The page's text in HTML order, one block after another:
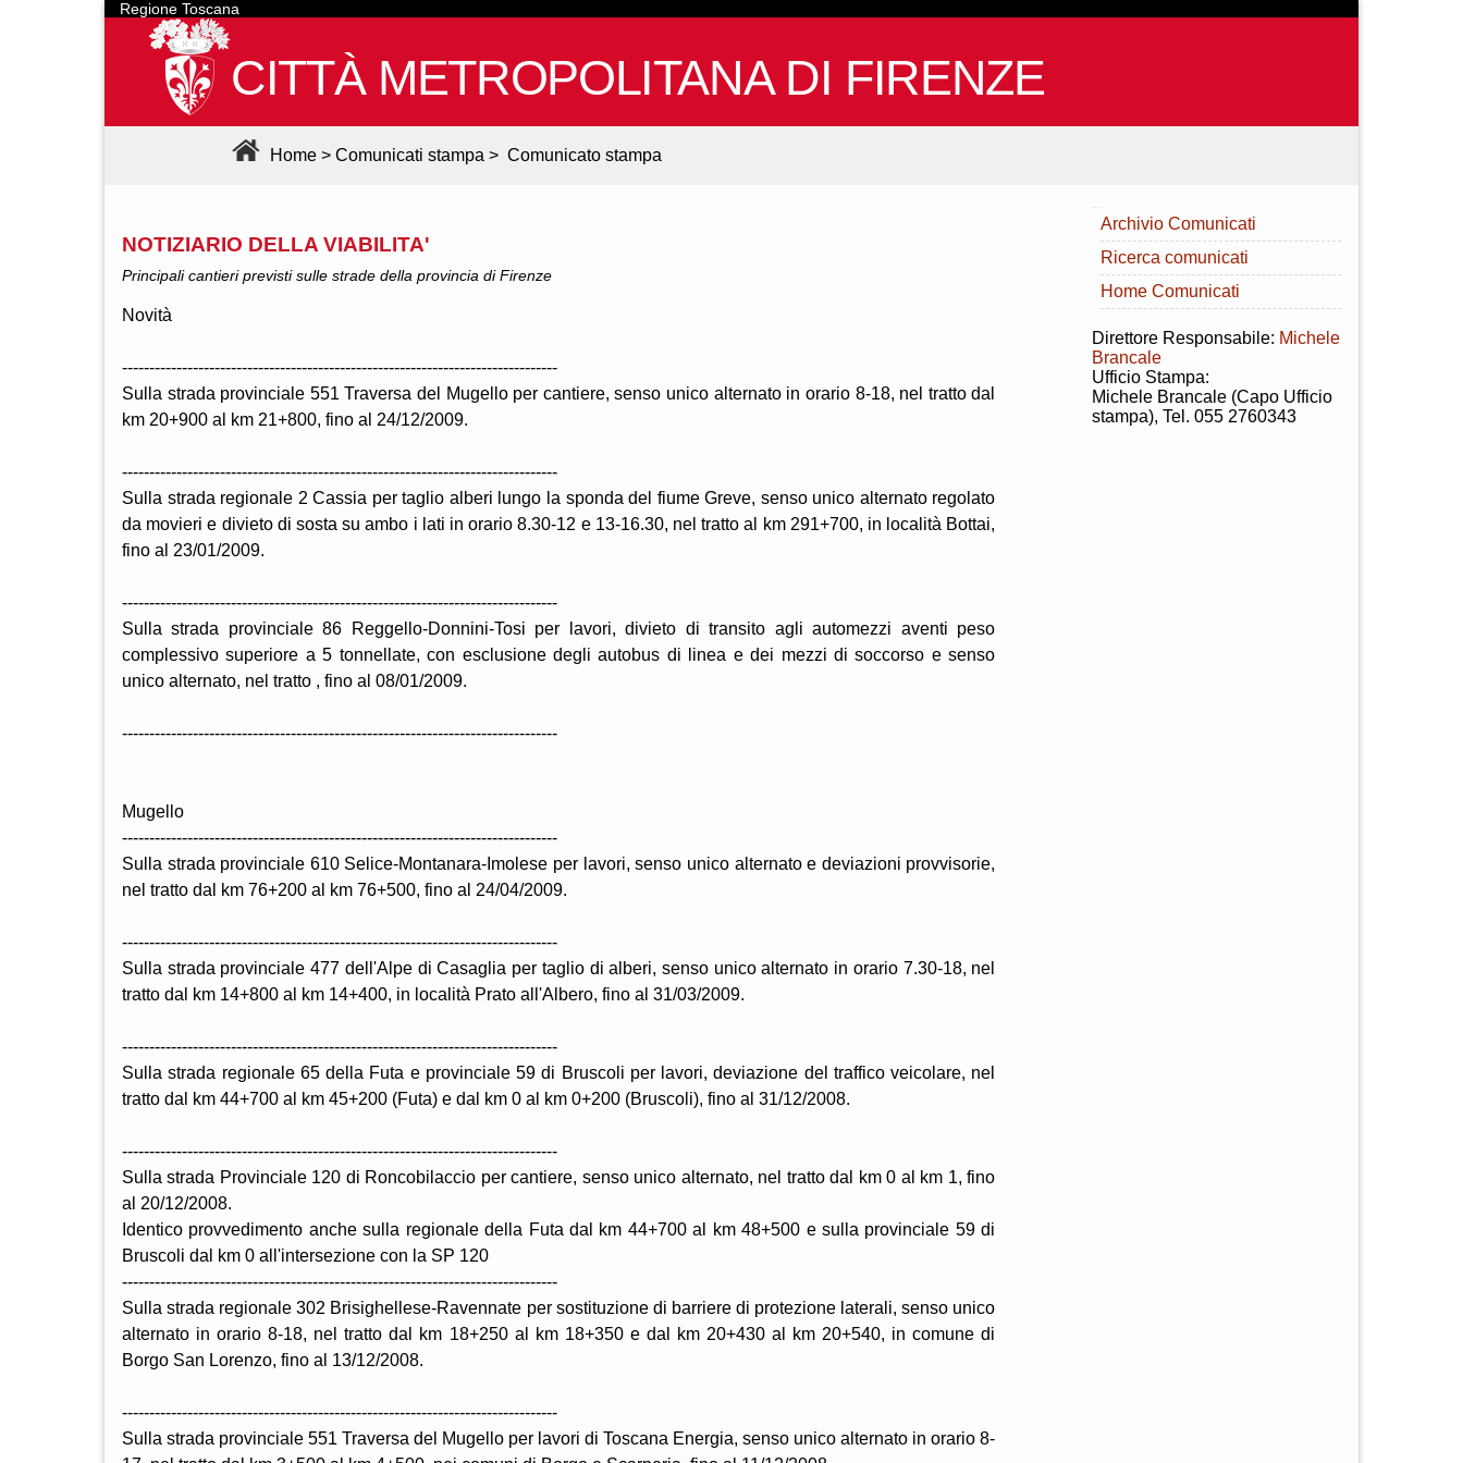
Regione Toscana
CITTÀ METROPOLITANA DI FIRENZE
Home > Comunicati stampa > Comunicato stampa
NOTIZIARIO DELLA VIABILITA'
Principali cantieri previsti sulle strade della provincia di Firenze
Novità
--------------------------------------------------------------------------------
Sulla strada provinciale 551 Traversa del Mugello per cantiere, senso unico alternato in orario 8-18, nel tratto dal
km 20+900 al km 21+800, fino al 24/12/2009.
--------------------------------------------------------------------------------
Sulla strada regionale 2 Cassia per taglio alberi lungo la sponda del fiume Greve, senso unico alternato regolato
da movieri e divieto di sosta su ambo i lati in orario 8.30-12 e 13-16.30, nel tratto al km 291+700, in località Bottai,
fino al 23/01/2009.
--------------------------------------------------------------------------------
Sulla strada provinciale 86 Reggello-Donnini-Tosi per lavori, divieto di transito agli automezzi aventi peso
complessivo superiore a 5 tonnellate, con esclusione degli autobus di linea e dei mezzi di soccorso e senso
unico alternato, nel tratto , fino al 08/01/2009.
--------------------------------------------------------------------------------
Mugello
--------------------------------------------------------------------------------
Sulla strada provinciale 610 Selice-Montanara-Imolese per lavori, senso unico alternato e deviazioni provvisorie,
nel tratto dal km 76+200 al km 76+500, fino al 24/04/2009.
--------------------------------------------------------------------------------
Sulla strada provinciale 477 dell'Alpe di Casaglia per taglio di alberi, senso unico alternato in orario 7.30-18, nel
tratto dal km 14+800 al km 14+400, in località Prato all'Albero, fino al 31/03/2009.
--------------------------------------------------------------------------------
Sulla strada regionale 65 della Futa e provinciale 59 di Bruscoli per lavori, deviazione del traffico veicolare, nel
tratto dal km 44+700 al km 45+200 (Futa) e dal km 0 al km 0+200 (Bruscoli), fino al 31/12/2008.
--------------------------------------------------------------------------------
Sulla strada Provinciale 120 di Roncobilaccio per cantiere, senso unico alternato, nel tratto dal km 0 al km 1, fino
al 20/12/2008.
Identico provvedimento anche sulla regionale della Futa dal km 44+700 al km 48+500 e sulla provinciale 59 di
Bruscoli dal km 0 all'intersezione con la SP 120
--------------------------------------------------------------------------------
Sulla strada regionale 302 Brisighellese-Ravennate per sostituzione di barriere di protezione laterali, senso unico
alternato in orario 8-18, nel tratto dal km 18+250 al km 18+350 e dal km 20+430 al km 20+540, in comune di
Borgo San Lorenzo, fino al 13/12/2008.
--------------------------------------------------------------------------------
Sulla strada provinciale 551 Traversa del Mugello per lavori di Toscana Energia, senso unico alternato in orario 8-
Archivio Comunicati
Ricerca comunicati
Home Comunicati
Direttore Responsabile: Michele
Brancale
Ufficio Stampa:
Michele Brancale (Capo Ufficio
stampa), Tel. 055 2760343